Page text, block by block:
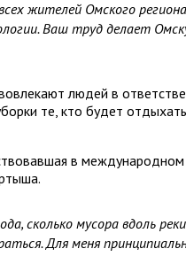
жителей Омского
Ваш труд делает
людей в
те, кто будет
в международном
сколько мусора вдоль
Для меня